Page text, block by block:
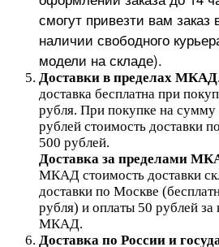
смогут привезти вам заказ
наличии свободного
модели на складе).
Доставки в пределах МКАД.
доставка бесплатна при
рубля. При покупке на сумму
рублей стоимость доставки
500 рублей.
Доставка за пределами
МКАД стоимость доставки
доставки по Москве
рубля) и оплаты 50 рублей за
МКАД.
Доставка по России и